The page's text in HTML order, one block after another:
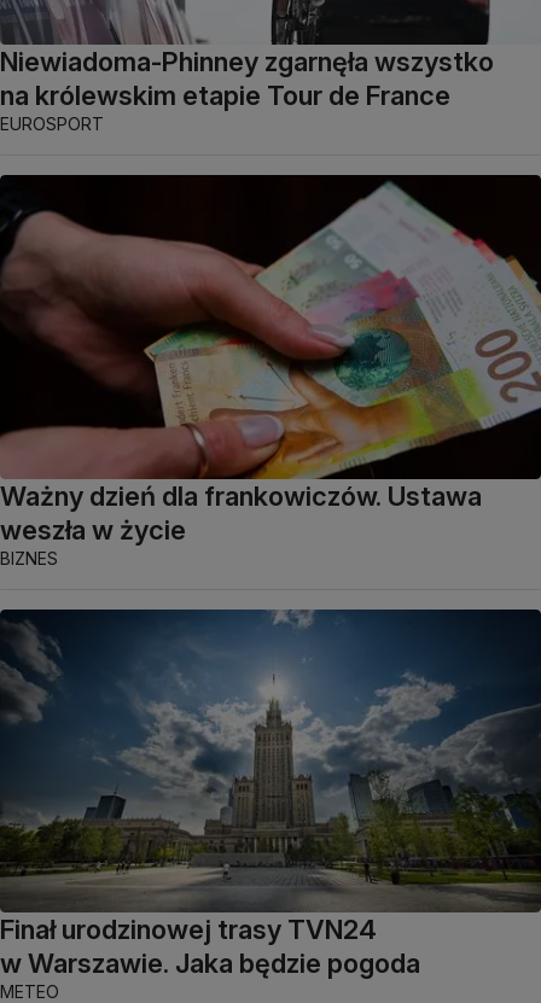
Niewiadoma-Phinney zgarnęła wszystko
na królewskim etapie Tour de France
EUROSPORT
Ważny dzień dla frankowiczów. Ustawa
weszła w życie
BIZNES
Finał urodzinowej trasy TVN24
w Warszawie. Jaka będzie pogoda
METEO